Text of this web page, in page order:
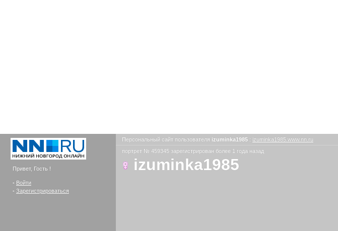
Привет, Гость !
- Войти
- Зарегистрироваться
Персональный сайт пользователя izuminka1985 : izuminka1985.www.nn.ru
портрет № 459345 зарегистрирован более 1 года назад
izuminka1985